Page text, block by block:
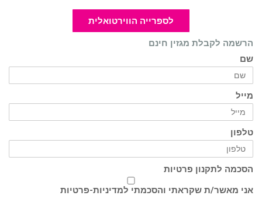
לספרייה הווירטואלית
הרשמה לקבלת מגזין חינם
שם
מייל
טלפון
הסכמה לתקנון פרטיות
אני מאשר/ת שקראתי והסכמתי למדיניות-פרטיות